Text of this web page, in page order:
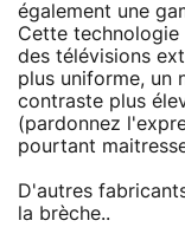
également une
Cette
des télévisions
plus uniforme, un
contraste plus
(pardonnez
pourtant
D'autres
la brèche..